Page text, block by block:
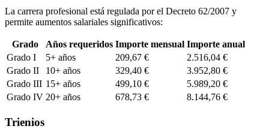
La carrera profesional está regulada por el Decreto 62/2007 y
permite aumentos salariales significativos:
Grado Años requeridos Importe mensual Importe anual
Grado I
5+ años 209,67 €
2.516,04 €
Grado II
10+ años 329,40 €
3.952,80 €
Grado III 15+ años 499,10 €
5.989,20 €
Grado IV 20+ años 678,73 € 8.144,76 €
Trienios